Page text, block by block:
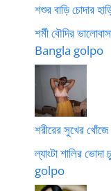
শশুর বাড়ি
শর্মী বৌদির
Bangla golpo
শরীরের সুখের খোঁজে
ল্যাংটা শালির
golpo